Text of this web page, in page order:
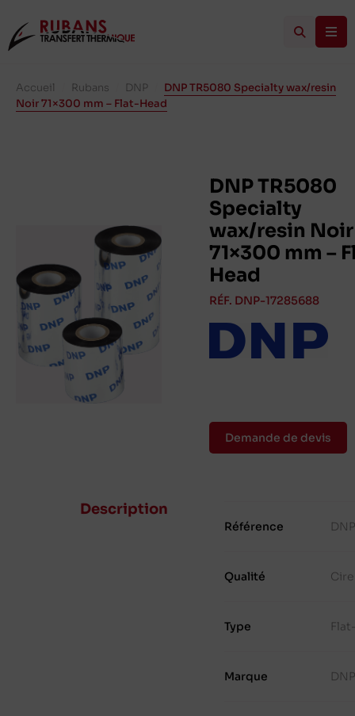
Accueil Rubans DNP
DNP TR5080 Specialty wax/resin
Noir 71×300 mm – Flat-Head
DNP TR5080
Specialty
wax/resin Noir
71×300 mm –
Head
RÉF. DNP-17285688
Demande de devis
Description
Référence
Qualité
Type
Marque